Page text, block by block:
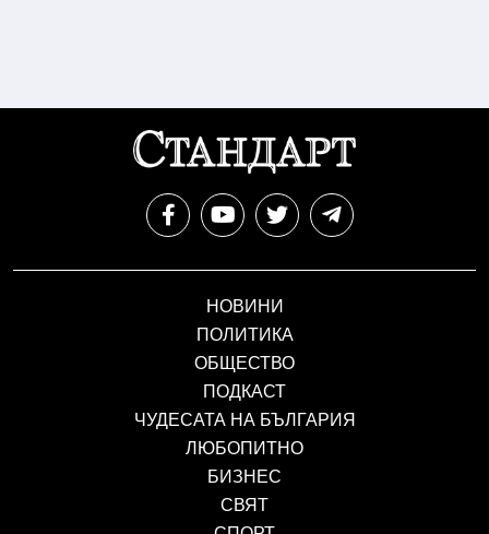
НОВИНИ
ПОЛИТИКА
ОБЩЕСТВО
ПОДКАСТ
ЧУДЕСАТА НА БЪЛГАРИЯ
ЛЮБОПИТНО
БИЗНЕС
СВЯТ